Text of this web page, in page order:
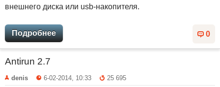
внешнего диска или usb-накопителя.
0
Подробнее
Antirun 2.7
denis 6-02-2014, 10:33
25 695